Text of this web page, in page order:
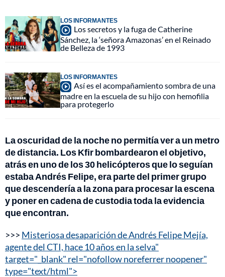
LOS INFORMANTES
Los secretos y la fuga de Catherine
Sánchez, la ‘señora Amazonas’ en el Reinado
de Belleza de 1993
LOS INFORMANTES
Así es el acompañamiento sombra de una
madre en la escuela de su hijo con hemofilia
para protegerlo
La oscuridad de la noche no permitía ver a un metro
de distancia. Los Kfir bombardearon el objetivo,
atrás en uno de los 30 helicópteros que lo seguían
estaba Andrés Felipe, era parte del primer grupo
que descendería a la zona para procesar la escena
y poner en cadena de custodia toda la evidencia
que encontran.
>>> Misteriosa desaparición de Andrés Felipe Mejía,
agente del CTI, hace 10 años en la selva"
target="_blank" rel="nofollow noreferrer noopener"
type="text/html">